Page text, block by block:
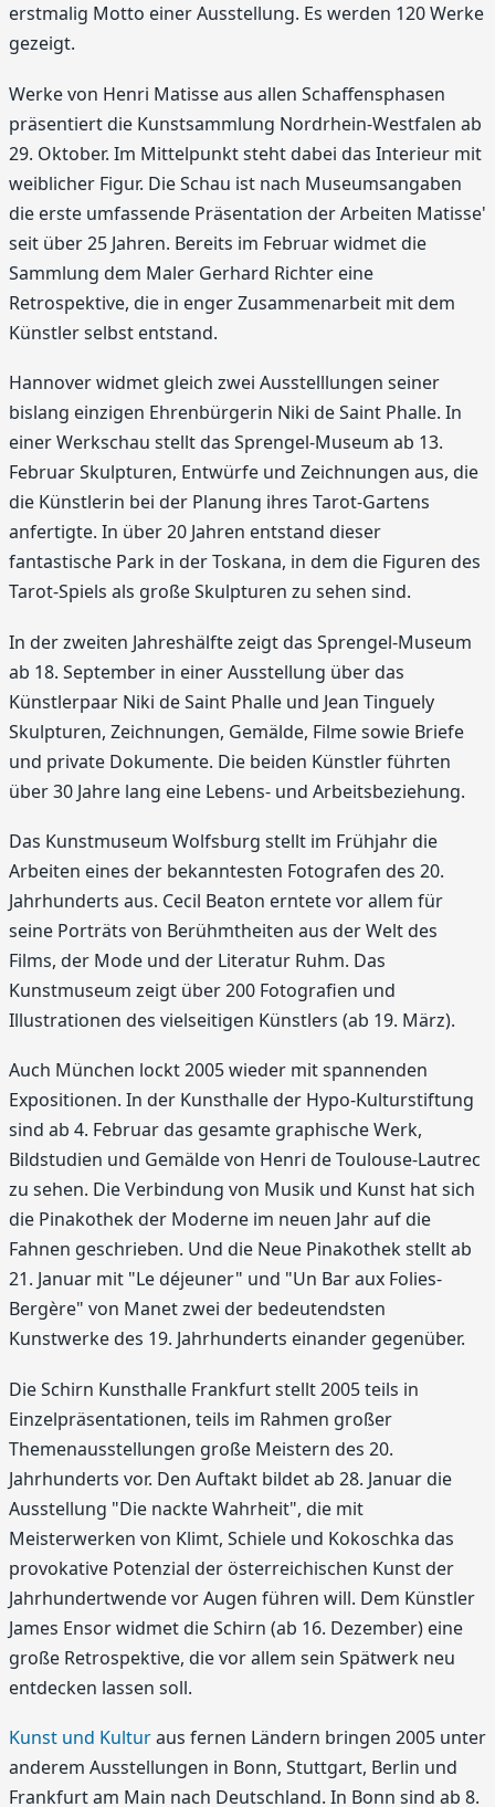
erstmalig Motto einer Ausstellung. Es werden 120 Werke
gezeigt.
Werke von Henri Matisse aus allen Schaffensphasen
präsentiert die Kunstsammlung Nordrhein-Westfalen ab
29. Oktober. Im Mittelpunkt steht dabei das Interieur mit
weiblicher Figur. Die Schau ist nach Museumsangaben
die erste umfassende Präsentation der Arbeiten Matisse'
seit über 25 Jahren. Bereits im Februar widmet die
Sammlung dem Maler Gerhard Richter eine
Retrospektive, die in enger Zusammenarbeit mit dem
Künstler selbst entstand.
Hannover widmet gleich zwei Ausstelllungen seiner
bislang einzigen Ehrenbürgerin Niki de Saint Phalle. In
einer Werkschau stellt das Sprengel-Museum ab 13.
Februar Skulpturen, Entwürfe und Zeichnungen aus, die
die Künstlerin bei der Planung ihres Tarot-Gartens
anfertigte. In über 20 Jahren entstand dieser
fantastische Park in der Toskana, in dem die Figuren des
Tarot-Spiels als große Skulpturen zu sehen sind.
In der zweiten Jahreshälfte zeigt das Sprengel-Museum
ab 18. September in einer Ausstellung über das
Künstlerpaar Niki de Saint Phalle und Jean Tinguely
Skulpturen, Zeichnungen, Gemälde, Filme sowie Briefe
und private Dokumente. Die beiden Künstler führten
über 30 Jahre lang eine Lebens- und Arbeitsbeziehung.
Das Kunstmuseum Wolfsburg stellt im Frühjahr die
Arbeiten eines der bekanntesten Fotografen des 20.
Jahrhunderts aus. Cecil Beaton erntete vor allem für
seine Porträts von Berühmtheiten aus der Welt des
Films, der Mode und der Literatur Ruhm. Das
Kunstmuseum zeigt über 200 Fotografien und
Illustrationen des vielseitigen Künstlers (ab 19. März).
Auch München lockt 2005 wieder mit spannenden
Expositionen. In der Kunsthalle der Hypo-Kulturstiftung
sind ab 4. Februar das gesamte graphische Werk,
Bildstudien und Gemälde von Henri de Toulouse-Lautrec
zu sehen. Die Verbindung von Musik und Kunst hat sich
die Pinakothek der Moderne im neuen Jahr auf die
Fahnen geschrieben. Und die Neue Pinakothek stellt ab
21. Januar mit "Le déjeuner" und "Un Bar aux Folies-
Bergère" von Manet zwei der bedeutendsten
Kunstwerke des 19. Jahrhunderts einander gegenüber.
Die Schirn Kunsthalle Frankfurt stellt 2005 teils in
Einzelpräsentationen, teils im Rahmen großer
Themenausstellungen große Meistern des 20.
Jahrhunderts vor. Den Auftakt bildet ab 28. Januar die
Ausstellung "Die nackte Wahrheit", die mit
Meisterwerken von Klimt, Schiele und Kokoschka das
provokative Potenzial der österreichischen Kunst der
Jahrhundertwende vor Augen führen will. Dem Künstler
James Ensor widmet die Schirn (ab 16. Dezember) eine
große Retrospektive, die vor allem sein Spätwerk neu
entdecken lassen soll.
Kunst und Kulturaus fernen Ländern bringen 2005 unter
anderem Ausstellungen in Bonn, Stuttgart, Berlin und
Frankfurt am Main nach Deutschland. In Bonn sind ab 8.